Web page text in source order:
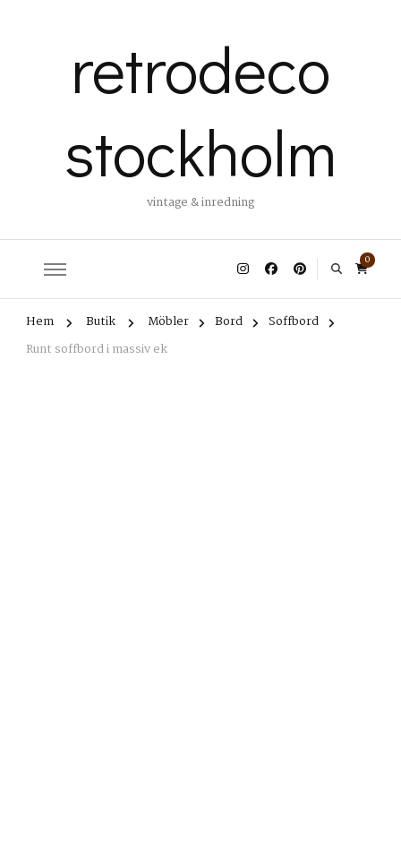
retrodeco
stockholm
vintage & inredning
0
Hem Butik Möbler Bord
Soffbord
Runt soffbord i massiv ek